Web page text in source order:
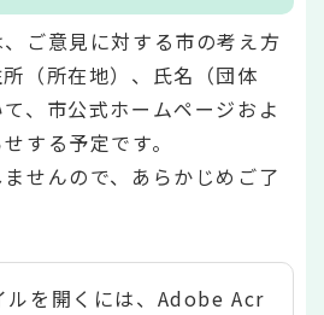
ご意見に対する市の考え方
（所在地）、氏名（団体
、市公式ホームページおよ
する予定です。
せんので、あらかじめご了
ルを開くには、Adobe Acr